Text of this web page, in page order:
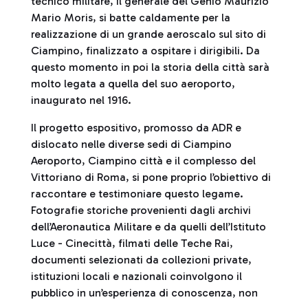
Mario Moris, si batte caldamente per la
realizzazione di un grande aeroscalo sul sito di
Ciampino, finalizzato a ospitare i dirigibili. Da
questo momento in poi la storia della città sarà
molto legata a quella del suo aeroporto,
inaugurato nel 1916.
Il progetto espositivo, promosso da ADR e
dislocato nelle diverse sedi di Ciampino
Aeroporto, Ciampino città e il complesso del
Vittoriano di Roma, si pone proprio l’obiettivo di
raccontare e testimoniare questo legame.
Fotografie storiche provenienti dagli archivi
dell’Aeronautica Militare e da quelli dell’Istituto
Luce - Cinecittà, filmati delle Teche Rai,
documenti selezionati da collezioni private,
istituzioni locali e nazionali coinvolgono il
pubblico in un’esperienza di conoscenza, non